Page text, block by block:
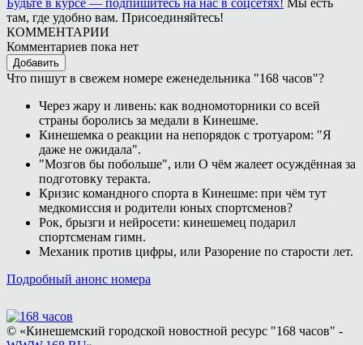
там, где удобно вам. Присоединяйтесь!
КОММЕНТАРИИ
Комментариев пока нет
Добавить
Что пишут в свежем номере еженедельника "168 часов"?
Через жару и ливень: как водномоторники со всей
страны боролись за медали в Кинешме.
Кинешемка о реакции на непорядок с тротуаром: "Я
даже не ожидала".
"Мозгов бы побольше", или О чём жалеет осуждённая за
подготовку теракта.
Кризис командного спорта в Кинешме: при чём тут
медкомиссия и родители юных спортсменов?
Рок, брызги и нейросети: кинешемец подарил
спортсменам гимн.
Механик против цифры, или Разорение по старости лет.
Подробный анонс номера
© «Кинешемский городской новостной ресурс "168 часов" -